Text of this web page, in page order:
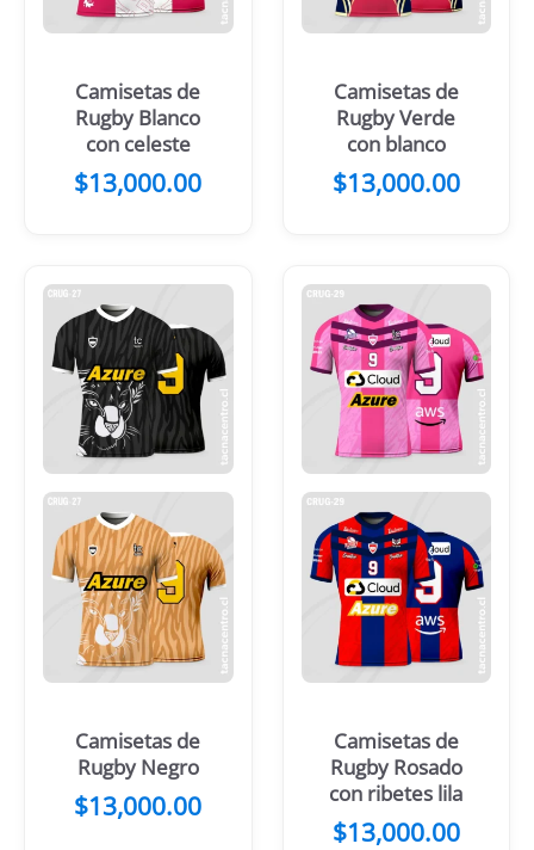
Camisetas de
Rugby Blanco
con celeste
$13,000.00
Camisetas de
Rugby Verde
con blanco
$13,000.00
Camisetas de
Rugby Negro
$13,000.00
Camisetas de
Rugby Rosado
con ribetes lila
$13,000.00